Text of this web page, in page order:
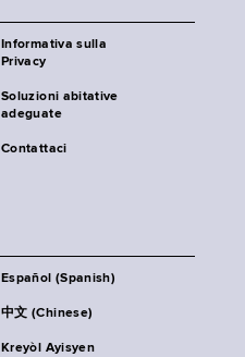
Informativa sulla
Privacy
Soluzioni abitative
adeguate
Contattaci
Español (Spanish)
中文 (Chinese)
Kreyòl Ayisyen